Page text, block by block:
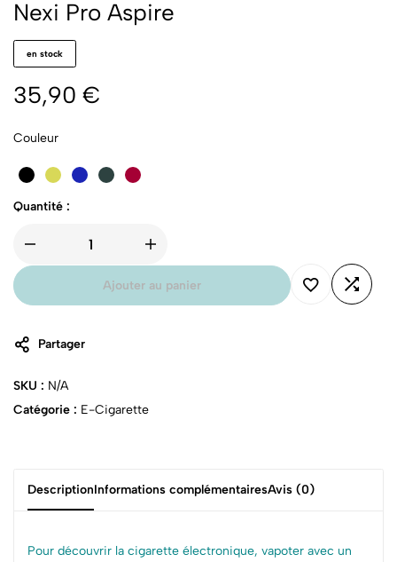
Nexi Pro Aspire
en stock
35,90 €
Couleur
Quantité :
Ajouter au panier
Partager
SKU : N/A
Catégorie : E-Cigarette
DescriptionInformations complémentairesAvis (0)
Pour découvrir la cigarette électronique, vapoter avec un